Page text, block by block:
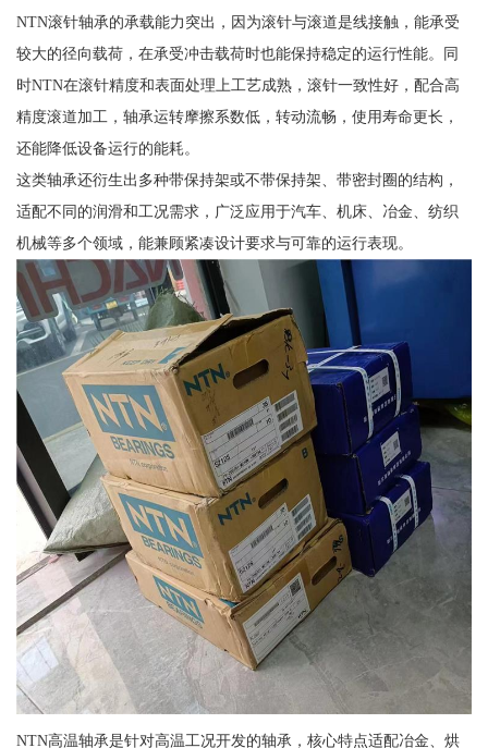
NTN滚针轴承的承载能力突出，因为滚针与滚道是线接触，能承受
较大的径向载荷，在承受冲击载荷时也能保持稳定的运行性能。同
时NTN在滚针精度和表面处理上工艺成熟，滚针一致性好，配合高
精度滚道加工，轴承运转摩擦系数低，转动流畅，使用寿命更长，
还能降低设备运行的能耗。
这类轴承还衍生出多种带保持架或不带保持架、带密封圈的结构，
适配不同的润滑和工况需求，广泛应用于汽车、机床、冶金、纺织
机械等多个领域，能兼顾紧凑设计要求与可靠的运行表现。
NTN高温轴承是针对高温工况开发的轴承，核心特点适配冶金、烘